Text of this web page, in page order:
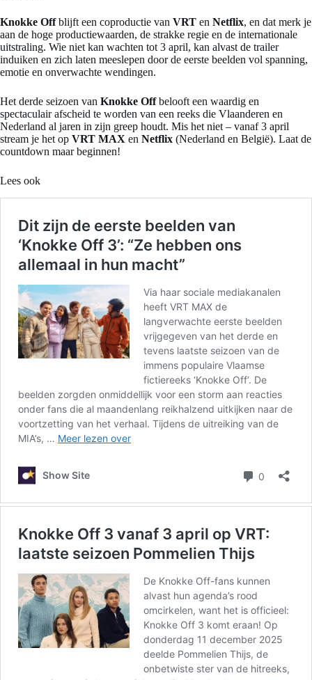
Knokke Offblijft een coproductie van VRT en Netflix, en dat merk je
aan de hoge productiewaarden, de strakke regie en de internationale
uitstraling. Wie niet kan wachten tot 3 april, kan alvast de trailer
induiken en zich laten meeslepen door de eerste beelden vol spanning,
emotie en onverwachte wendingen.
Het derde seizoen van Knokke Offbelooft een waardig en
spectaculair afscheid te worden van een reeks die Vlaanderen en
Nederland al jaren in zijn greep houdt. Mis het niet – vanaf 3 april
stream je het op VRT MAX en Netflix (Nederland en België). Laat de
countdown maar beginnen!
Lees ook